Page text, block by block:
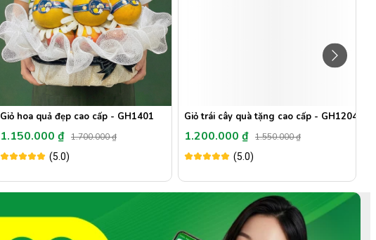
Giỏ hoa quả đẹp cao cấp - GH1401
1.150.000 ₫ 1.700.000 ₫
(5.0)
Giỏ trái cây quà tặng cao cấp - GH1204
1.200.000 ₫ 1.550.000 ₫
(5.0)